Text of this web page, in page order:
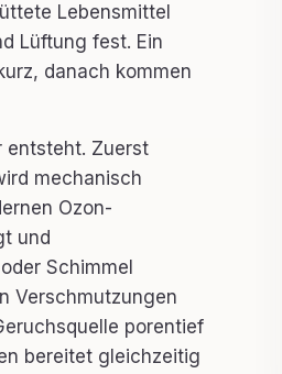
Lebensmittel
Lüftung fest. Ein
danach kommen
entsteht. Zuerst
mechanisch
Ozon-
und
Schimmel
Verschmutzungen
porentief
bereitet gleichzeitig